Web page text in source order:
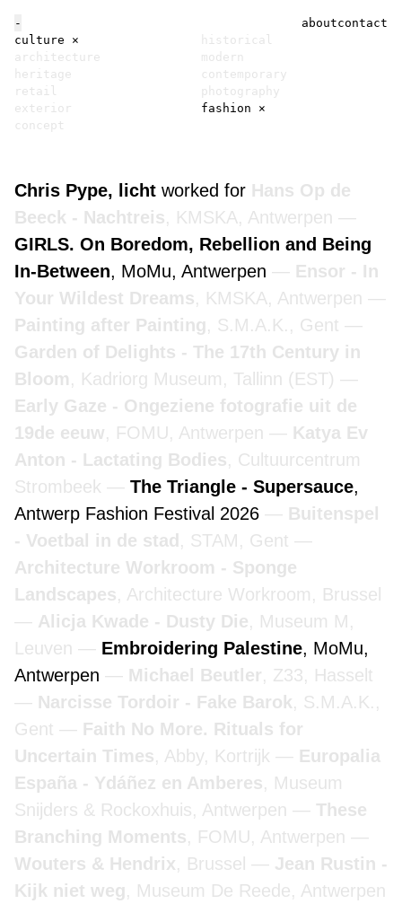
- aboutcontact
culture
×
architecture
heritage
retail
exterior
concept
historical
modern
contemporary
photography
fashion
×
Chris Pype, licht worked for Hans Op de
Beeck - Nachtreis, KMSKA, Antwerpen
GIRLS. On Boredom, Rebellion and Being
In-Between, MoMu, Antwerpen
Ensor - In
Your Wildest Dreams, KMSKA, Antwerpen
Painting after Painting, S.M.A.K., Gent
Garden of Delights - The 17th Century in
Bloom, Kadriorg Museum, Tallinn (EST)
Early Gaze - Ongeziene fotografie uit de
19de eeuw, FOMU, Antwerpen
Katya Ev
Anton - Lactating Bodies, Cultuurcentrum
Strombeek
The Triangle - Supersauce,
Antwerp Fashion Festival 2026
Buitenspel
- Voetbal in de stad , STAM, Gent
Architecture Workroom - Sponge
Landscapes, Architecture Workroom, Brussel
Alicja Kwade - Dusty Die, Museum M,
Leuven
Embroidering Palestine, MoMu,
Antwerpen
Michael Beutler, Z33, Hasselt
Narcisse Tordoir - Fake Barok, S.M.A.K.,
Gent
Faith No More. Rituals for
Uncertain Times, Abby, Kortrijk
Europalia
España - Ydáñez en Amberes, Museum
Snijders & Rockoxhuis, Antwerpen
These
Branching Moments, FOMU, Antwerpen
Wouters & Hendrix, Brussel
Jean Rustin -
Kijk niet weg, Museum De Reede, Antwerpen